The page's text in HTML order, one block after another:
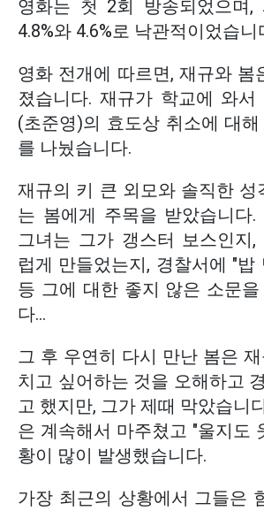
영화는 첫 2회 방송되었으며,
4.8%와 4.6%로 낙관적이었습니
영화 전개에 따르면, 재규와 봄
졌습니다. 재규가 학교에 와서
(초준영)의 효도상 취소에 대
를 나눴습니다.
재규의 키 큰 외모와 솔직한 성
는 봄에게 주목을 받았습니다.
그녀는 그가 갱스터 보스인지,
럽게 만들었는지, 경찰서에 "밥
등 그에 대한 좋지 않은 소문
다...
그 후 우연히 다시 만난 봄은
치고 싶어하는 것을 오해하고
고 했지만, 그가 제때 막았습니
은 계속해서 마주쳤고 "울지도
황이 많이 발생했습니다.
가장 최근의 상황에서 그들은